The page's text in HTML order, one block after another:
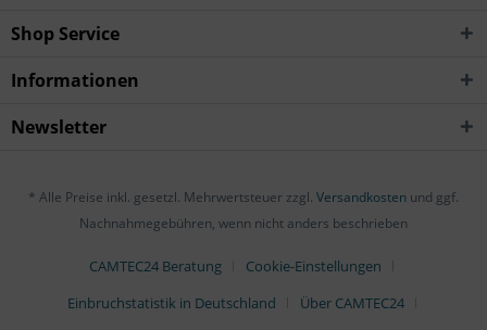
Shop Service
Informationen
Newsletter
* Alle Preise inkl. gesetzl. Mehrwertsteuer zzgl. Versandkosten und ggf.
Nachnahmegebühren, wenn nicht anders beschrieben
CAMTEC24 Beratung
Cookie-Einstellungen
Einbruchstatistik in Deutschland
Über CAMTEC24